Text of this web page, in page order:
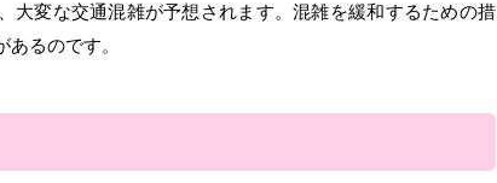
大変な交通混雑が予想されます。混雑を緩和するための措
るのです。